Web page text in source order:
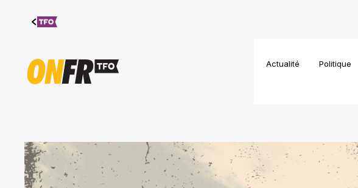
Aller au
contenu
Actualité Politique